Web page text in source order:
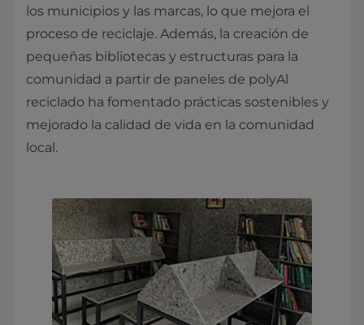
los municipios y las marcas, lo que mejora el
proceso de reciclaje. Además, la creación de
pequeñas bibliotecas y estructuras para la
comunidad a partir de paneles de polyAl
reciclado ha fomentado prácticas sostenibles y
mejorado la calidad de vida en la comunidad
local.